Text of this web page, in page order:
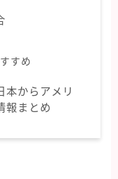
すめ
本からアメリ
報まとめ